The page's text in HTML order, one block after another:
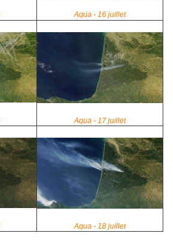
Aqua - 16 juillet
Aqua - 17 juillet
Aqua - 18 juillet